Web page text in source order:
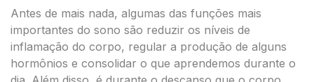
Antes de mais nada, algumas das funções mais
importantes do sono são reduzir os níveis de
inflamação do corpo, regular a produção de alguns
hormônios e consolidar o que aprendemos durante o